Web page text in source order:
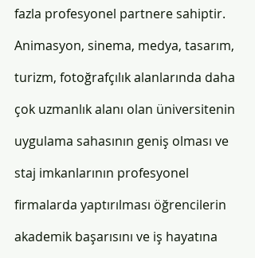
fazla profesyonel partnere sahiptir.
Animasyon, sinema, medya, tasarım,
turizm, fotoğrafçılık alanlarında daha
çok uzmanlık alanı olan üniversitenin
uygulama sahasının geniş olması ve
staj imkanlarının profesyonel
firmalarda yaptırılması öğrencilerin
akademik başarısını ve iş hayatına